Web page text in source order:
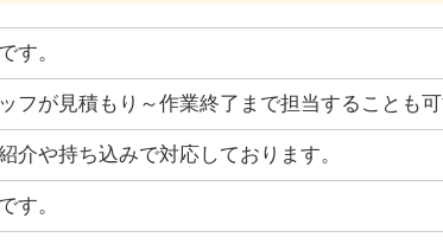
す。
フが見積もり～作業終了まで担当することも
介や持ち込みで対応しております。
す。